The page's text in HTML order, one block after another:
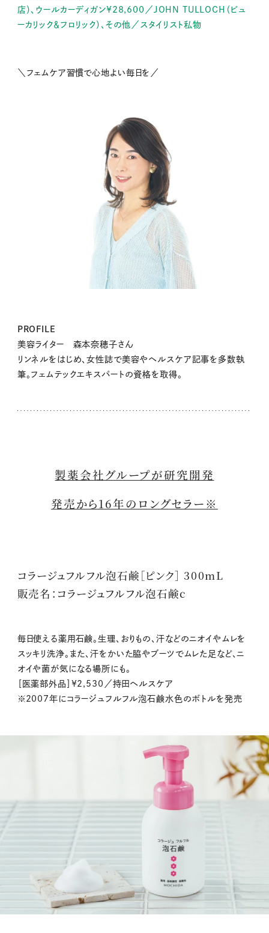
店）、ウールカーディガン¥28,600／JOHN TULLOCH（ビュ
ーカリック＆フロリック）、その他／スタイリスト私物
＼フェムケア習慣で心地よい毎日を／
PROFILE
美容ライター 森本奈穂子さん
リンネルをはじめ、女性誌で美容やヘルスケア記事を多数執
筆。フェムテックエキスパートの資格を取得。
製薬会社グループが研究開発
発売から16年のロングセラー※
コラージュフルフル泡石鹸［ピンク］ 300mL
販売名：コラージュフルフル泡石鹸c
毎日使える薬用石鹸。生理、おりもの、汗などのニオイやムレを
スッキリ洗浄。また、汗をかいた脇やブーツでムレた足など、ニ
オイや菌が気になる場所にも。
［医薬部外品］¥2,530／持田ヘルスケア
※2007年にコラージュフルフル泡石鹸水色のボトルを発売